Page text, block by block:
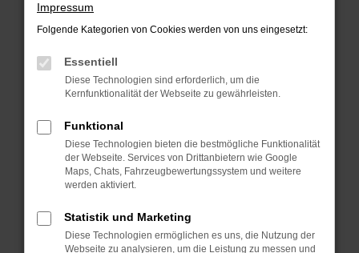
Beim Laden ist ein Fehler aufgetreten.
Hier sind ein paar Tipps, die dir helfen können:
Überprüfe deine Firewall und deine
Internetverbindung.
deine Suchmaschine?
Prüfe deine Browsererweiterungen.
Manche Erweiterungen, wie Werbeblocker,
können das Laden bestimmter Seiten
anderen Browser oder in einem privaten
Fenster?
Impressum
Folgende Kategorien von Cookies werden von uns eingesetzt:
Essentiell
Diese Technologien sind erforderlich, um die
Kernfunktionalität der Webseite zu gewährleisten.
Funktional
Diese Technologien bieten die bestmögliche Funktionalität
der Webseite. Services von Drittanbietern wie Google
Maps, Chats, Fahrzeugbewertungssystem und weitere
werden aktiviert.
Statistik und Marketing
Diese Technologien ermöglichen es uns, die Nutzung der
Webseite zu analysieren, um die Leistung zu messen und